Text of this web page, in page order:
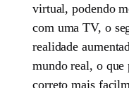
virtual, podendo
com uma TV, o
realidade
mundo real, o
correto mais